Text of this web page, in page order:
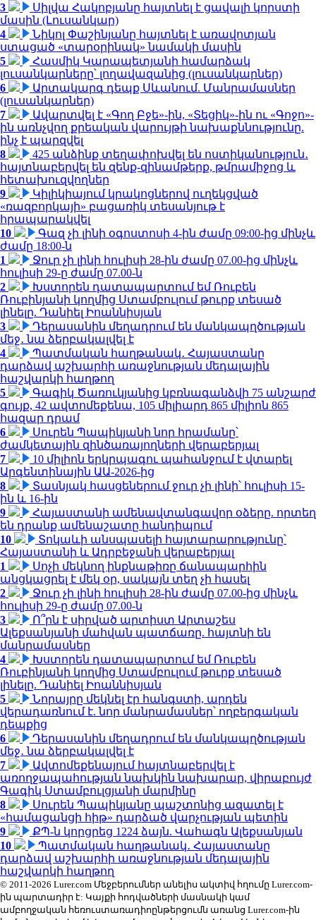
3
Սիլվա Հակոբյանը հայտնել է ցավալի կորստի
մասին (Լուսանկար)
4
Նիկոլ Փաշինյանը հայտնել է առավոտյան
ստացած «տարօրինակ» նամակի մասին
5
Հասմիկ Կարապետյանի համարձակ
լուսանկարները՝ լողավազանից (լուսանկարներ)
6
Արտակարգ դեպք Սևանում. Մանրամասներ
(լուսանկարներ)
7
Ավարտվել է «Գող Բջե»-ին, «Տեցիկ»-ին ու «Գոջո»-
ին առնչվող քրեական վարույթի նախաքննությունը.
ինչ է պարզվել
8
425 անձինք տեղափոխվել են ոստիկանություն․
հայտնաբերվել են զենք-զինամթերք, թմրամիջոց և
հետախուզվողներ
9
Կիլիկիայում կրակոցներով ուղեկցված
«ռազբորկայի» բացառիկ տեսանյութ է
հրապարակվել
10
Գազ չի լինի օգոստոսի 4-ին ժամը 09:00-ից մինչև
ժամը 18:00-ն
1
Ջուր չի լինի հուլիսի 28-ին ժամը 07.00-ից մինչև
հուլիսի 29-ը ժամը 07.00-ն
2
Խստորեն դատապարտում եմ Ռուբեն
Ռուբինյանի կողմից Ստամբուլում թուրք տեսած
լինելը. Դանիել Իոաննիսյան
3
Դերասանին մեղադրում են մանկապղծության
մեջ․ նա ձերբակալվել է
4
Պատմական հաղթանակ․ Հայաստանը
դարձավ աշխարհի առաջնության մեդալային
հաշվարկի հաղթող
5
Գագիկ Ծառուկյանից կբռնագանձվի 75 անշարժ
գույք, 42 ավտոմեքենա, 105 միլիարդ 865 միլիոն 865
հազար դրամ
6
Սուրեն Պապիկյանի նոր հրամանը՝
ժամկետային զինծառայողների վերաբերյալ
7
10 միլիոն երկրպագու պահանջում է վտարել
Արգենտինային ԱԱ-2026-ից
8
Տասնյակ հասցեներում ջուր չի լինի՝ հուլիսի 15-
ին և 16-ին
9
Հայաստանի ամենավտանգավոր օձերը. որտեղ
են դրանք ամենաշատը հանդիպում
10
Տոկաևի անսպասելի հայտարարությունը՝
Հայաստանի և Ադրբեջանի վերաբերյալ
1
Սոչի մեկնող ինքնաթիռը ճանապարհին
անցկացրել է մեկ օր, սակայն տեղ չի հասել
2
Ջուր չի լինի հուլիսի 28-ին ժամը 07.00-ից մինչև
հուլիսի 29-ը ժամը 07.00-ն
3
Ո՞րն է սիրված արտիստ Արտաշես
Ալեքսանյանի մահվան պատճառը. հայտնի են
մանրամասներ
4
Խստորեն դատապարտում եմ Ռուբեն
Ռուբինյանի կողմից Ստամբուլում թուրք տեսած
լինելը. Դանիել Իոաննիսյան
5
Նորայրը մեկնել էր հանգստի, արդեն
վերադառնում է. նոր մանրամասներ՝ ողբերգական
դեպքից
6
Դերասանին մեղադրում են մանկապղծության
մեջ․ նա ձերբակալվել է
7
Ավտոմեքենայում հայտնաբերվել է
առողջապահության նախկին նախարար, վիրաբույժ
Գագիկ Ստամբուլցյանի մարմինը
8
Սուրեն Պապիկյանը պաշտոնից ազատել է
«համացանցի հիթ» դարձած վարչության պետին
9
ՔՊ-ն կորցրեց 1224 ձայն. Վահագն Ալեքսանյան
10
Պատմական հաղթանակ․ Հայաստանը
դարձավ աշխարհի առաջնության մեդալային
հաշվարկի հաղթող
© 2011-2026 Lurer.com Մեջբերումներ անելիս ակտիվ հղումը Lurer.com-
ին պարտադիր է: Կայքի հոդվածների մասնակի կամ
ամբողջական հեռուստառադիոընթերցումն առանց Lurer.com-ին